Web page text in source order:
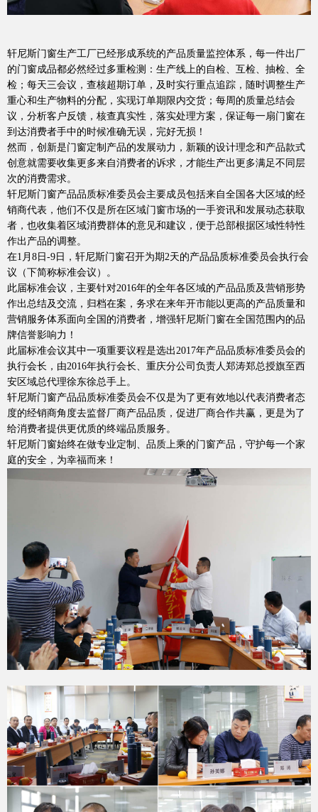
品牌资讯
Hennissy海外官网
官网首页
轩尼斯门窗生产工厂已经形成系统的产品质量监控体系，每一件出厂
的门窗成品都必然经过多重检测：生产线上的自检、互检、抽检、全
检；每天三会议，查核超期订单，及时实行重点追踪，随时调整生产
重心和生产物料的分配，实现订单期限内交货；每周的质量总结会
议，分析客户反馈，核查真实性，落实处理方案，保证每一扇门窗在
到达消费者手中的时候准确无误，完好无损！
然而，创新是门窗定制产品的发展动力，新颖的设计理念和产品款式
创意就需要收集更多来自消费者的诉求，才能生产出更多满足不同层
次的消费需求。
轩尼斯门窗产品品质标准委员会主要成员包括来自全国各大区域的经
销商代表，他们不仅是所在区域门窗市场的一手资讯和发展动态获取
者，也收集着区域消费群体的意见和建议，便于总部根据区域性特性
作出产品的调整。
在1 月 8日-9日，轩尼斯门窗召开为期2天的产品品质标准委员会执行会
议（下简称标准会议）。
此届标准会议，主要针对2016年的全年各区域的产品品质及营销形势
作出总结及交流，归档在案，务求在来年开市能以更高的产品质量和
营销服务体系面向全国的消费者，增强轩尼斯门窗在全国范围内的品
牌信誉影响力！
此届标准会议其中一项重要议程是选出 2017年产品品质标准委员会的
执行会长，由2016年执行会长、重庆分公司负责人郑涛郑总授旗至西
安区域总代理徐东徐总手上。
轩尼斯门窗产品品质标准委员会不仅是为了更有效地以代表消费者态
度的经销商角度去监督厂商产品品质，促进厂商合作共赢，更是为了
给消费者提供更优质的终端品质服务。
轩尼斯门窗始终在做专业定制、品质上乘的门窗产品，守护每一个家
庭的安全，为幸福而来！